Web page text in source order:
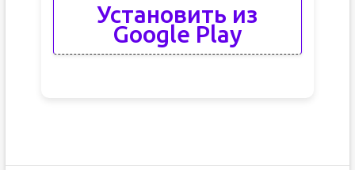
Установить из
Google Play